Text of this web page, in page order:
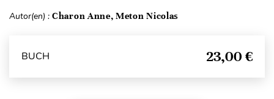
Autor(en) : Charon Anne, Meton Nicolas
BUCH 23,00 €